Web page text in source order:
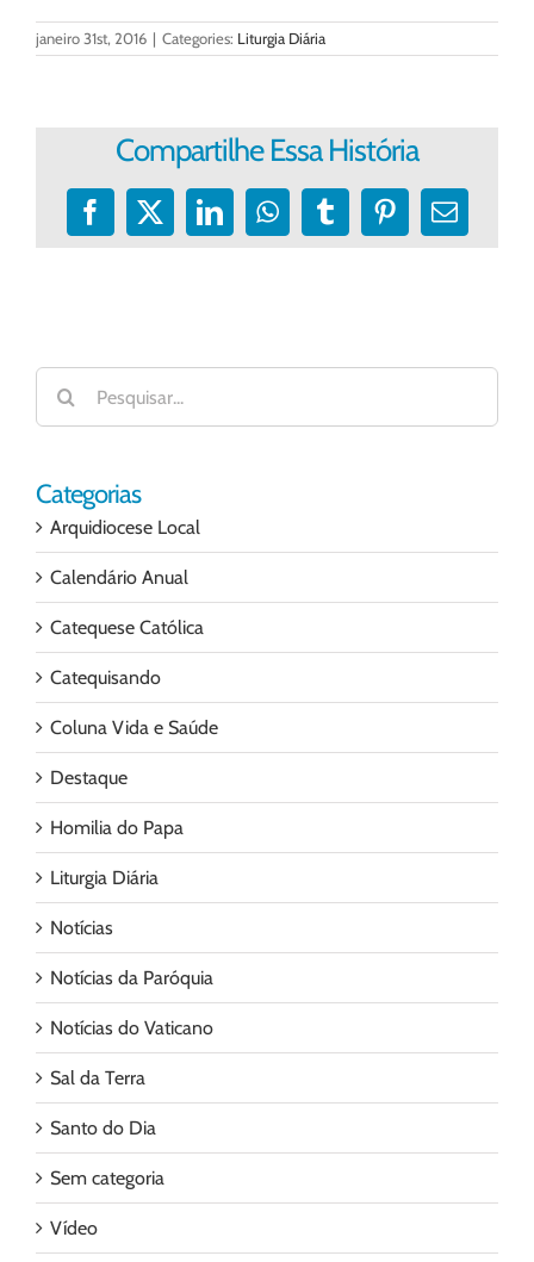
janeiro 31st, 2016 | Categories: Liturgia Diária
Compartilhe Essa História
Facebook
X LinkedInWhatsApp
TumblrPinterest
E-
Buscar
resultados
para:
Categorias
Arquidiocese Local
Calendário Anual
Catequese Católica
Catequisando
Coluna Vida e Saúde
Destaque
Homilia do Papa
Liturgia Diária
Notícias
Notícias da Paróquia
Notícias do Vaticano
Sal da Terra
Santo do Dia
Sem categoria
Vídeo